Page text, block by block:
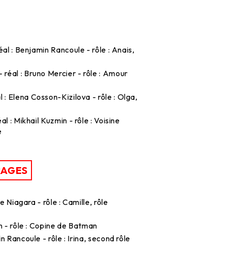
: Benjamin Rancoule - rôle : Anais,
- réal : Bruno Mercier - rôle : Amour
: Elena Cosson-Kizilova - rôle : Olga,
: Mikhail Kuzmin - rôle : Voisine
Niagara - rôle : Camille, rôle
- rôle : Copine de Batman
Rancoule - rôle : Irina, second rôle